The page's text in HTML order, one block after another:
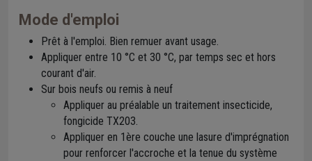
Mode d'emploi
Prêt à l'emploi. Bien remuer avant usage.
Appliquer entre 10 °C et 30 °C, par temps sec et hors
courant d'air.
Sur bois neufs ou remis à neuf
Appliquer au préalable un traitement insecticide,
fongicide TX203.
Appliquer en 1ère couche une lasure d'imprégnation
pour renforcer l'accroche et la tenue du système